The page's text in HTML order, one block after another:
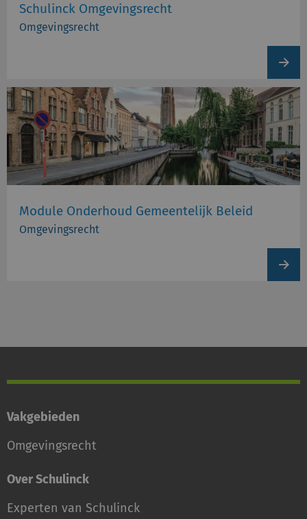
Schulinck Omgevingsrecht
Omgevingsrecht
Module Onderhoud Gemeentelijk Beleid
Omgevingsrecht
Vakgebieden
Omgevingsrecht
Over Schulinck
Experten van Schulinck